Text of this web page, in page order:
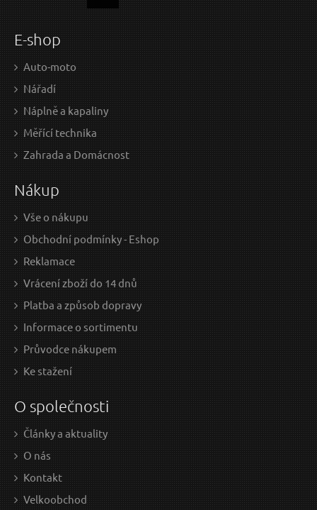
E-shop
Auto-moto
Nářadí
Náplně a kapaliny
Měřící technika
Zahrada a Domácnost
Nákup
Vše o nákupu
Obchodní podmínky - Eshop
Reklamace
Vrácení zboží do 14 dnů
Platba a způsob dopravy
Informace o sortimentu
Průvodce nákupem
Ke stažení
O společnosti
Články a aktuality
O nás
Kontakt
Velkoobchod